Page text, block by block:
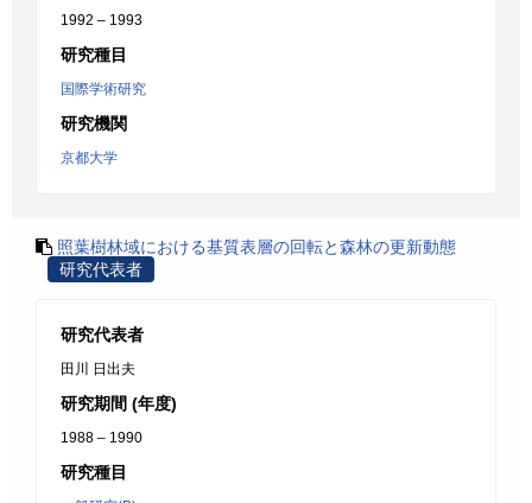
1992 – 1993
研究種目
国際学術研究
研究機関
京都大学
照葉樹林域における基質表層の回転と森林の更新動態
研究代表者
研究代表者
田川 日出夫
研究期間 (年度)
1988 – 1990
研究種目